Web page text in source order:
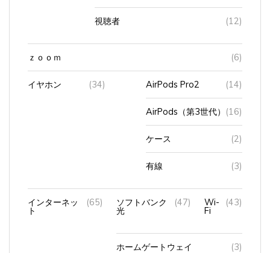
視聴者 (12)
ｚｏｏｍ (6)
イヤホン (34) AirPods Pro2 (14)
AirPods（第3世代）(16)
ケース (2)
有線 (3)
インターネッ (65) ソフトバンク (47) Wi- (43)
ホームゲートウェイ (3)